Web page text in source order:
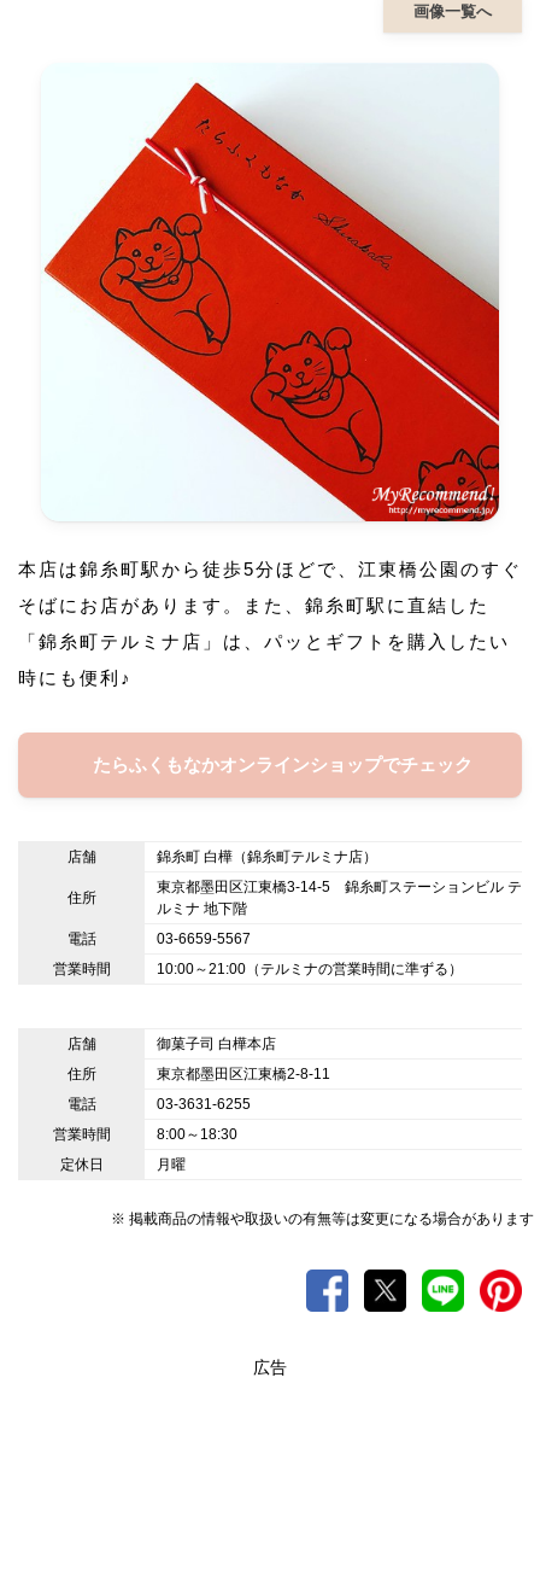
画像一覧へ
本店は錦糸町駅から徒歩5分ほどで、江東橋公園のすぐ
そばにお店があります。また、錦糸町駅に直結した
「錦糸町テルミナ店」は、パッとギフトを購入したい
時にも便利♪
たらふくもなかオンラインショップでチェック
店舗 錦糸町 白樺（錦糸町テルミナ店）
住所
東京都墨田区江東橋3-14-5 錦糸町ステーションビル テ
ルミナ 地下階
電話
03-6659-5567
営業時間
10:00～21:00（テルミナの営業時間に準ずる）
店舗
御菓子司 白樺本店
住所
東京都墨田区江東橋2-8-11
電話
03-3631-6255
営業時間
8:00～18:30
定休日
月曜
※ 掲載商品の情報や取扱いの有無等は変更になる場合があります
広告